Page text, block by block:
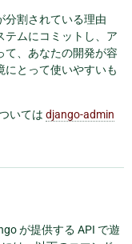
分割されている理由
テムにコミットし、ア
て、あなたの開発が容
とって使いやすいも
いては django-admin
が提供する API で遊